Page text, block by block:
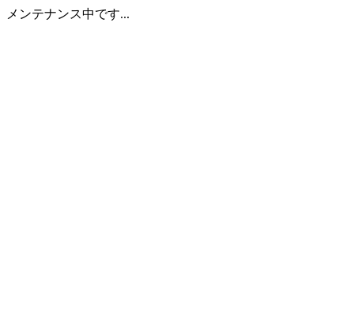
メンテナンス中です...